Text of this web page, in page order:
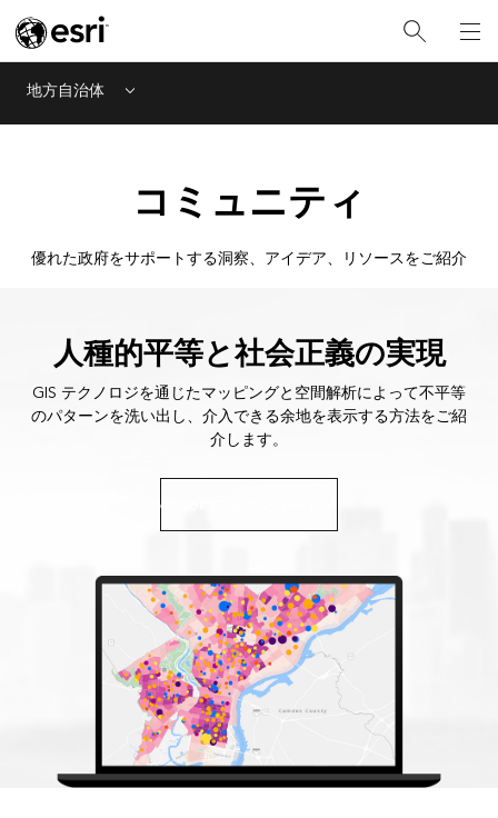
地方自治体 Menu
コミュニティ
優れた政府をサポートする洞察、アイデア、リソースをご紹介
人種的平等と社会正義の実現
GIS テクノロジを通じたマッピングと空間解析によって不平等
のパターンを洗い出し、介入できる余地を表示する方法をご紹
介します。
ebook のダウンロード